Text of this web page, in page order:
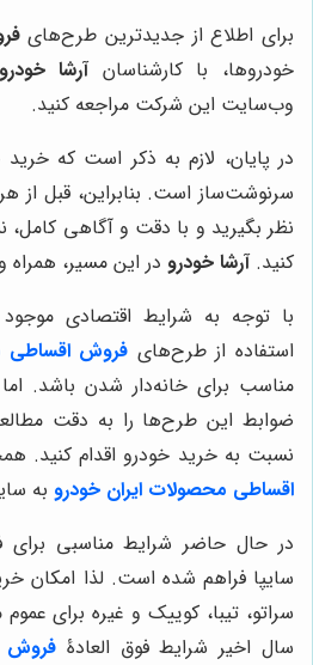
برای اطلاع از جدیدترین طرح‌های
خودروها، با کارشناسانآرشا خودرو
وب‌سایت این شرکت مراجعه کنید.
در پایان، لازم به ذکر است که
سرنوشت‌ساز است. بنابراین، قبل از
نظر بگیرید و با دقت و آگاهی کامل،
کنید.آرشا خودرو در این مسیر،
با توجه به شرایط اقتصادی
استفاده از طرح‌های فروش اقساطی
مناسب برای خانه‌دار شدن باشد.
ضوابط این طرح‌ها را به دقت
نسبت به خرید خودرو اقدام کنید.
اقساطی محصولات ایران خودرو به
در حال حاضر شرایط مناسبی
سایپا فراهم شده است. لذا امکان
سراتو، تیبا، کوییک و غیره برای
سال اخیر شرایط فوق العادۀ فروش